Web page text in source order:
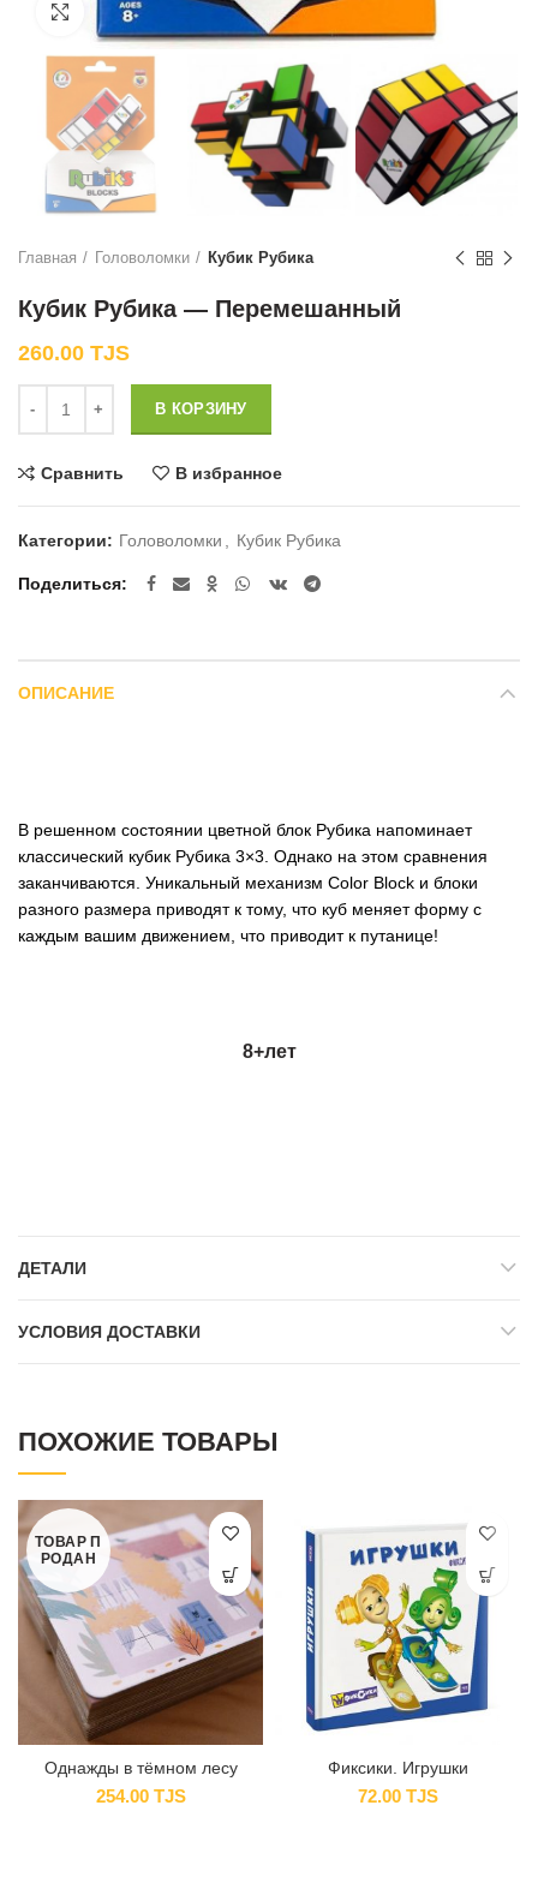
Нажмите, чтобы увеличить
Главная Головоломки Кубик Рубика
Кубик Рубика — Перемешанный
260.00 TJS
В КОРЗИНУ
Сравнить В избранное
Категории: Головоломки , Кубик Рубика
Поделиться
ОПИСАНИЕ
В решенном состоянии цветной блок Рубика напоминает
классический кубик Рубика 3×3. Однако на этом сравнения
заканчиваются. Уникальный механизм Color Block и блоки
разного размера приводят к тому, что куб меняет форму с
каждым вашим движением, что приводит к путанице!
8+лет
ДЕТАЛИ
УСЛОВИЯ ДОСТАВКИ
ПОХОЖИЕ ТОВАРЫ
ТОВАР П
РОДАН
Однажды в тёмном лесу
254.00 TJS
Фиксики. Игрушки
72.00 TJS